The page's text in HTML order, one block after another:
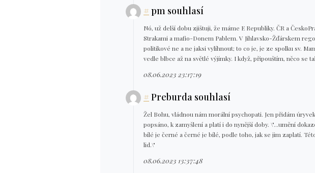
#pm souhlasí
Nó, už delší dobu zjištuji, že máme E Republiky. ČR a
Strakami a mafio-Donem Pablem. V Jihlavsko-Žďárskem
politikové ne a ne jaksi vylíhnout; to co je, je ze spolku sv.
vedle blbce až na světlé výjímky. I když, připouštím, něco se
08.06.2023 23:17:19
#Preburda souhlasí
Žel Bohu, vládnou nám morální psychopati. Jen přidám
popsáno, k zamyšlení a platí i do nynější doby. \"...umění
bílé je černé a černé je bílé, podle toho, jak se jim zaplatí.
lid.\"
08.06.2023 13:37:48